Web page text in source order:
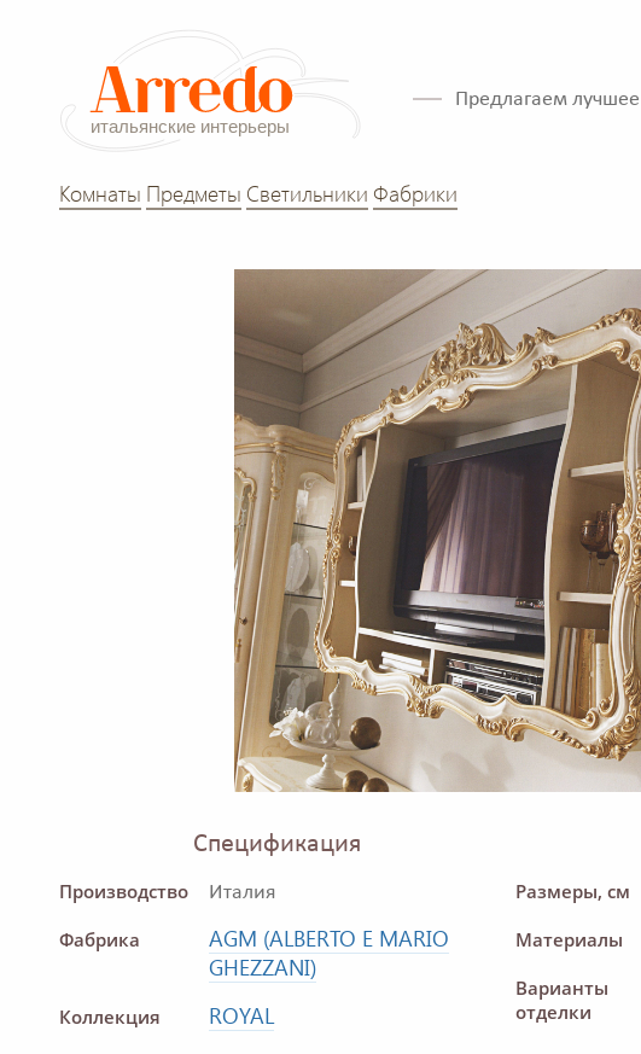
Предлагаем лучшее
Комнаты Предметы Светильники Фабрики
Спецификация
Производство Италия
Фабрика
AGM (ALBERTO E MARIO
GHEZZANI)
Коллекция ROYAL
Размеры, см
Материалы
Варианты
отделки